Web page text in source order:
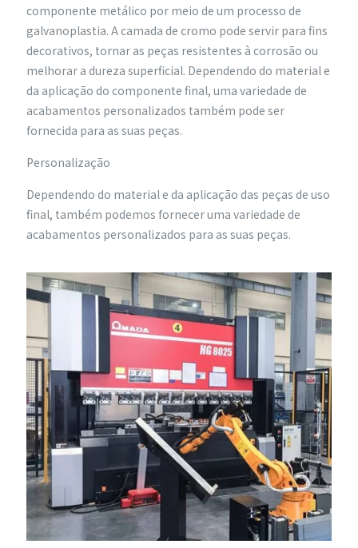
componente metálico por meio de um processo de
galvanoplastia. A camada de cromo pode servir para fins
decorativos, tornar as peças resistentes à corrosão ou
melhorar a dureza superficial. Dependendo do material e
da aplicação do componente final, uma variedade de
acabamentos personalizados também pode ser
fornecida para as suas peças.
Personalização
Dependendo do material e da aplicação das peças de uso
final, também podemos fornecer uma variedade de
acabamentos personalizados para as suas peças.